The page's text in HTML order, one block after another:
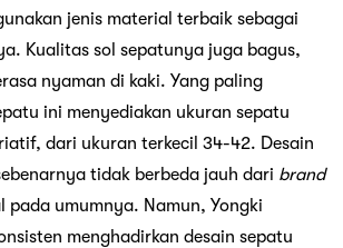
jenis material terbaik sebagai
Kualitas sol sepatunya juga bagus,
nyaman di kaki. Yang paling
ini menyediakan ukuran sepatu
dari ukuran terkecil 34-42. Desain
tidak berbeda jauh dari brand
pada umumnya. Namun, Yongki
menghadirkan desain sepatu